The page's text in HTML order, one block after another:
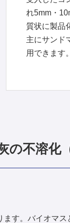
れ5mm・
質状に製品
主にサンド
用できます。
の不溶化
す。バイオマス